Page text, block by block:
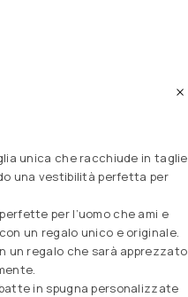
unica che racchiude in taglie
una vestibilità perfetta per
per l’uomo che ami e
un regalo unico e originale.
un regalo che sarà apprezzato
in spugna personalizzate